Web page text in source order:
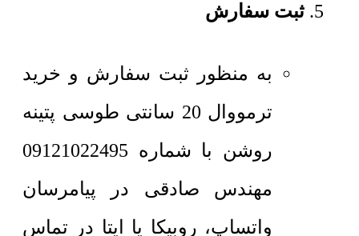
ثبت سفارش
به منظور ثبت سفارش و خرید
ترمووال 20 سانتی طوسی پتینه
روشن با شماره 09121022495
مهندس صادقی در پیامرسان
واتساپ، روبیکا یا ایتا در تماس